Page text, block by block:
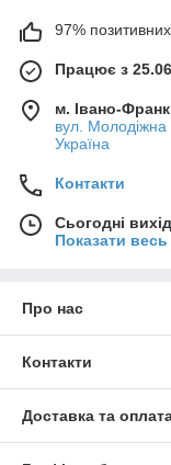
97% позитивних
Працює з
м. Івано-
вул. Молодіжна
Україна
Контакти
Сьогодні
Показати
Про нас
Контакти
Доставка та